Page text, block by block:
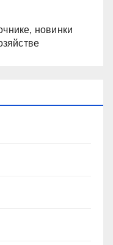
новинки